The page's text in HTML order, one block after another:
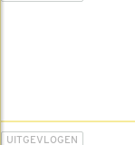
UITGEVLOGEN